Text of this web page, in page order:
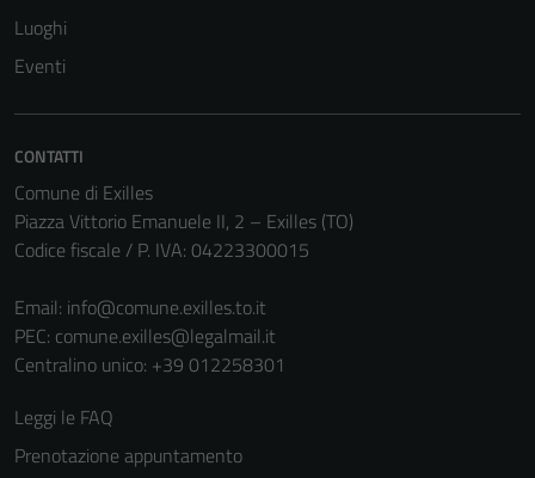
Luoghi
Eventi
CONTATTI
Comune di Exilles
Piazza Vittorio Emanuele II, 2 – Exilles (TO)
Codice fiscale / P. IVA: 04223300015
Email: info@comune.exilles.to.it
PEC: comune.exilles@legalmail.it
Centralino unico: +39 012258301
Leggi le FAQ
Prenotazione appuntamento